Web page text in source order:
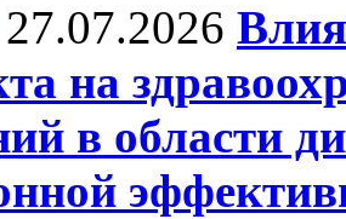
27.07.2026
на
в области